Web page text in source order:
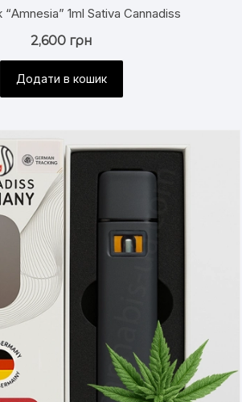
1ml Sativa Cannadiss
2,600 грн
Додати в кошик